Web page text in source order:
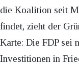
die Koalition seit
findet, zieht der
Karte: Die FDP sei
Investitionen in